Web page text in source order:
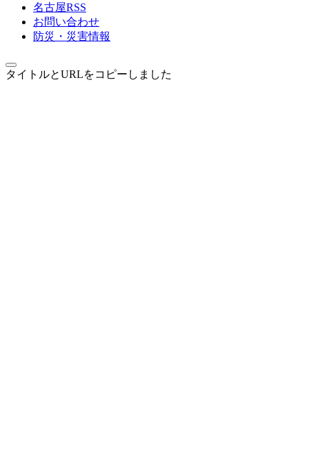
名古屋RSS
お問い合わせ
防災・災害情報
タイトルとURLをコピーしました